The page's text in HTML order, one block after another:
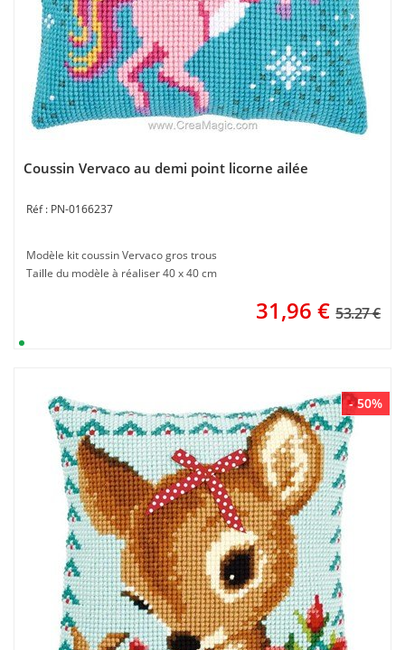
Coussin Vervaco au demi point licorne ailée
PN-0166237
Modèle kit coussin Vervaco gros trous
Taille du modèle à réaliser 40 x 40 cm
31,96 € 53.27 €
- 50%